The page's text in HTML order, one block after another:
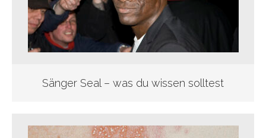
Sänger Seal – was du wissen solltest